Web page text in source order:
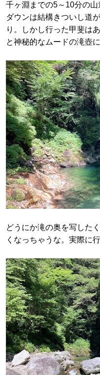
千ヶ淵までの5～10分の
ダウンは結構きついし道
り。しかし行った甲斐は
と神秘的なムードの滝壺
どうにか滝の奥を写した
くなっちゃうな。実際に